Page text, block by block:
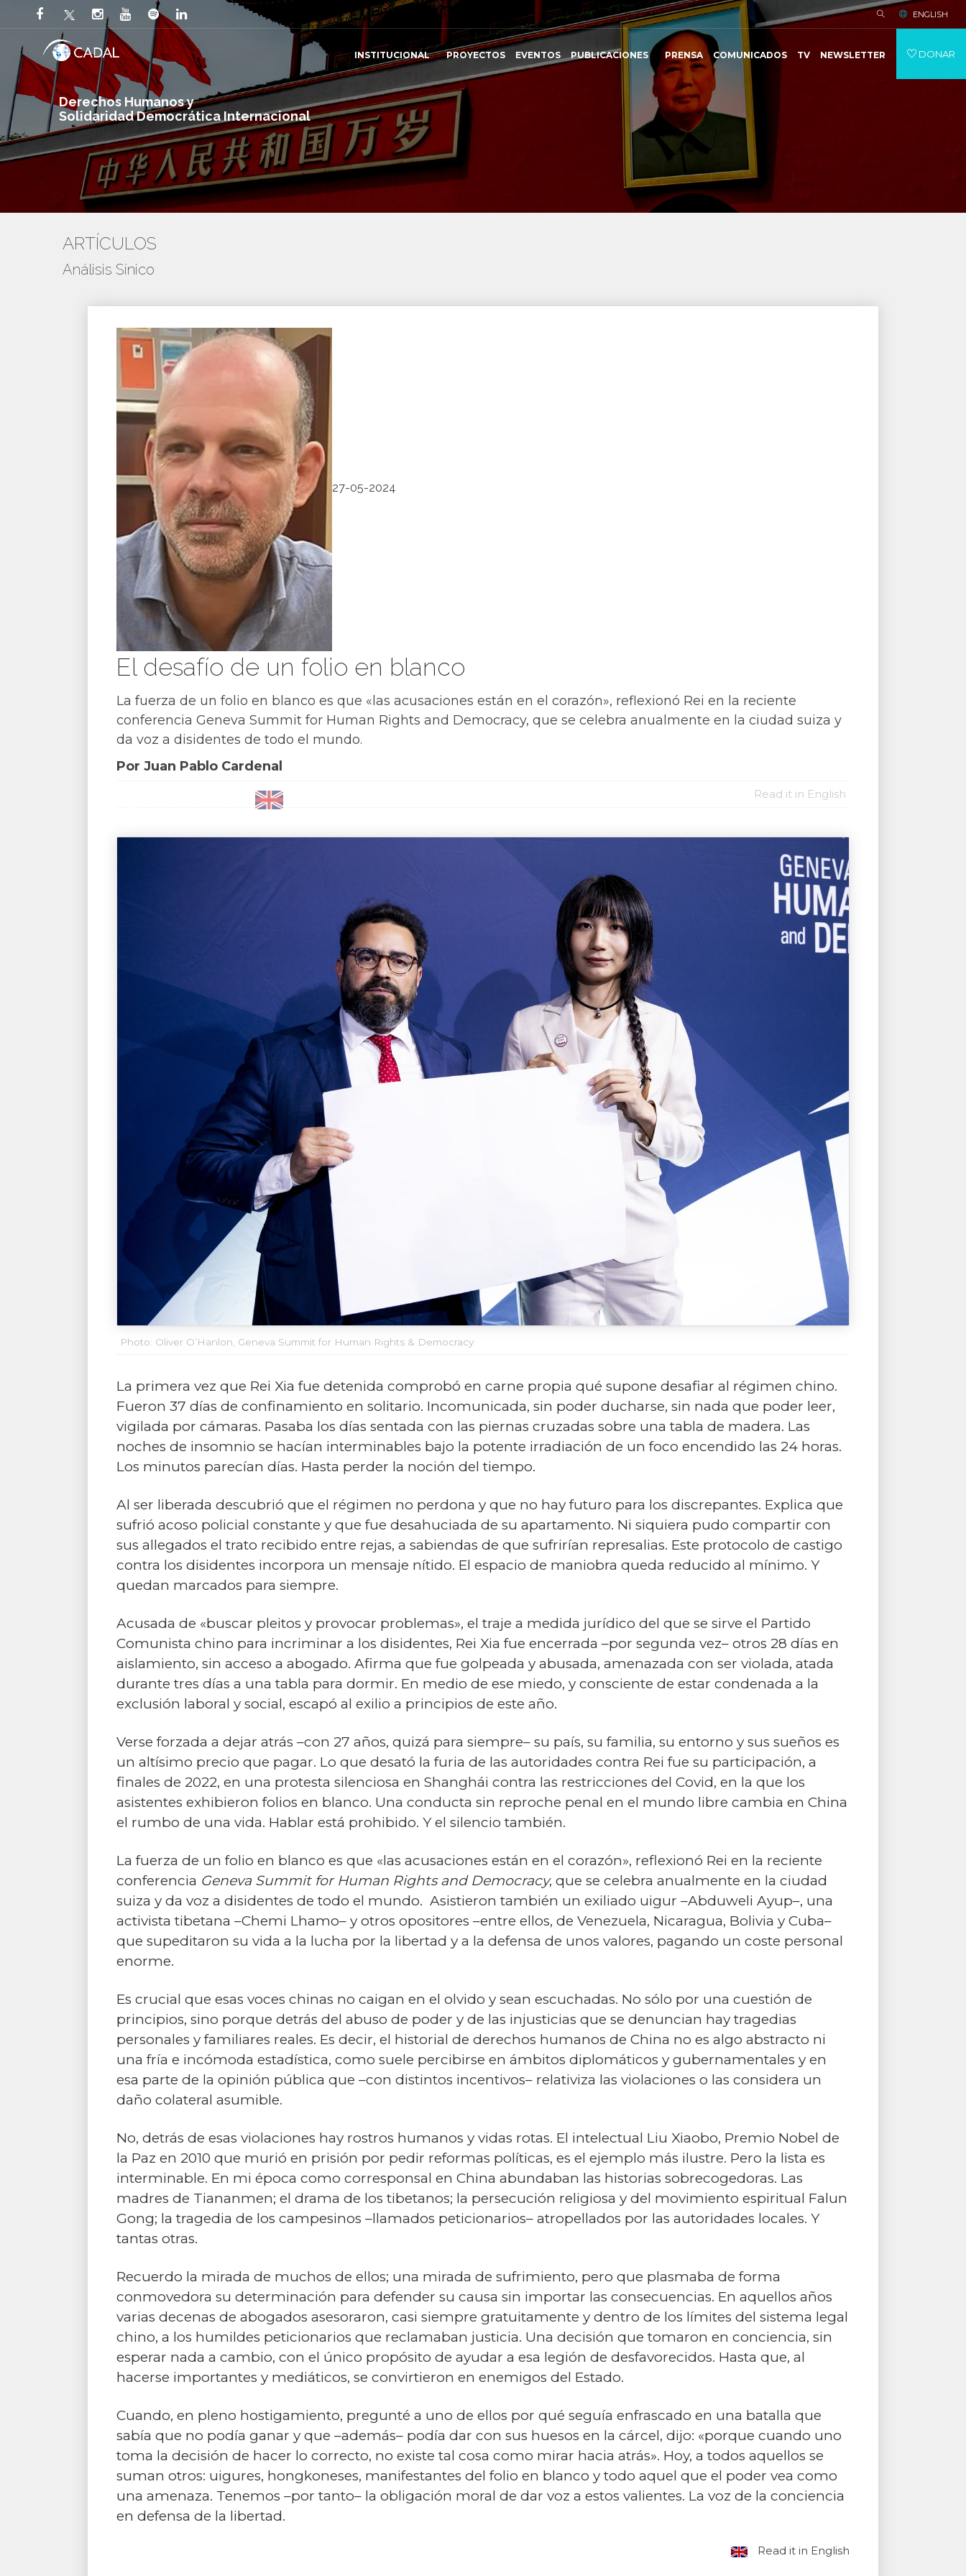
Derechos Humanos y
Solidaridad Democrática Internacional
ENGLISH
INSTITUCIONAL PROYECTOS EVENTOS PUBLICACIONES PRENSA COMUNICADOS TV NEWSLETTER DONAR
ARTÍCULOS
Análisis Sínico
27-05-2024
El desafío de un folio en blanco
La fuerza de un folio en blanco es que «las acusaciones están en el corazón», reflexionó Rei en la reciente
conferencia Geneva Summit for Human Rights and Democracy, que se celebra anualmente en la ciudad suiza y
da voz a disidentes de todo el mundo.
Por Juan Pablo Cardenal
Read it in English
Photo: Oliver O’Hanlon, Geneva Summit for Human Rights & Democracy
La primera vez que Rei Xia fue detenida comprobó en carne propia qué supone desafiar al régimen chino.
Fueron 37 días de confinamiento en solitario. Incomunicada, sin poder ducharse, sin nada que poder leer,
vigilada por cámaras. Pasaba los días sentada con las piernas cruzadas sobre una tabla de madera. Las
noches de insomnio se hacían interminables bajo la potente irradiación de un foco encendido las 24 horas.
Los minutos parecían días. Hasta perder la noción del tiempo.
Al ser liberada descubrió que el régimen no perdona y que no hay futuro para los discrepantes. Explica que
sufrió acoso policial constante y que fue desahuciada de su apartamento. Ni siquiera pudo compartir con
sus allegados el trato recibido entre rejas, a sabiendas de que sufrirían represalias. Este protocolo de castigo
contra los disidentes incorpora un mensaje nítido. El espacio de maniobra queda reducido al mínimo. Y
quedan marcados para siempre.
Acusada de «buscar pleitos y provocar problemas», el traje a medida jurídico del que se sirve el Partido
Comunista chino para incriminar a los disidentes, Rei Xia fue encerrada –por segunda vez– otros 28 días en
aislamiento, sin acceso a abogado. Afirma que fue golpeada y abusada, amenazada con ser violada, atada
durante tres días a una tabla para dormir. En medio de ese miedo, y consciente de estar condenada a la
exclusión laboral y social, escapó al exilio a principios de este año.
Verse forzada a dejar atrás –con 27 años, quizá para siempre– su país, su familia, su entorno y sus sueños es
un altísimo precio que pagar. Lo que desató la furia de las autoridades contra Rei fue su participación, a
finales de 2022, en una protesta silenciosa en Shanghái contra las restricciones del Covid, en la que los
asistentes exhibieron folios en blanco. Una conducta sin reproche penal en el mundo libre cambia en China
el rumbo de una vida. Hablar está prohibido. Y el silencio también.
La fuerza de un folio en blanco es que «las acusaciones están en el corazón», reflexionó Rei en la reciente
conferencia Geneva Summit for Human Rights and Democracy, que se celebra anualmente en la ciudad
suiza y da voz a disidentes de todo el mundo. Asistieron también un exiliado uigur –Abduweli Ayup–, una
activista tibetana –Chemi Lhamo– y otros opositores –entre ellos, de Venezuela, Nicaragua, Bolivia y Cuba–
que supeditaron su vida a la lucha por la libertad y a la defensa de unos valores, pagando un coste personal
enorme.
Es crucial que esas voces chinas no caigan en el olvido y sean escuchadas. No sólo por una cuestión de
principios, sino porque detrás del abuso de poder y de las injusticias que se denuncian hay tragedias
personales y familiares reales. Es decir, el historial de derechos humanos de China no es algo abstracto ni
una fría e incómoda estadística, como suele percibirse en ámbitos diplomáticos y gubernamentales y en
esa parte de la opinión pública que –con distintos incentivos– relativiza las violaciones o las considera un
daño colateral asumible.
No, detrás de esas violaciones hay rostros humanos y vidas rotas. El intelectual Liu Xiaobo, Premio Nobel de
la Paz en 2010 que murió en prisión por pedir reformas políticas, es el ejemplo más ilustre. Pero la lista es
interminable. En mi época como corresponsal en China abundaban las historias sobrecogedoras. Las
madres de Tiananmen; el drama de los tibetanos; la persecución religiosa y del movimiento espiritual Falun
Gong; la tragedia de los campesinos –llamados peticionarios– atropellados por las autoridades locales. Y
tantas otras.
Recuerdo la mirada de muchos de ellos; una mirada de sufrimiento, pero que plasmaba de forma
conmovedora su determinación para defender su causa sin importar las consecuencias. En aquellos años
varias decenas de abogados asesoraron, casi siempre gratuitamente y dentro de los límites del sistema legal
chino, a los humildes peticionarios que reclamaban justicia. Una decisión que tomaron en conciencia, sin
esperar nada a cambio, con el único propósito de ayudar a esa legión de desfavorecidos. Hasta que, al
hacerse importantes y mediáticos, se convirtieron en enemigos del Estado.
Cuando, en pleno hostigamiento, pregunté a uno de ellos por qué seguía enfrascado en una batalla que
sabía que no podía ganar y que –además– podía dar con sus huesos en la cárcel, dijo: «porque cuando uno
toma la decisión de hacer lo correcto, no existe tal cosa como mirar hacia atrás». Hoy, a todos aquellos se
suman otros: uigures, hongkoneses, manifestantes del folio en blanco y todo aquel que el poder vea como
una amenaza. Tenemos –por tanto– la obligación moral de dar voz a estos valientes. La voz de la conciencia
en defensa de la libertad.
Read it in English